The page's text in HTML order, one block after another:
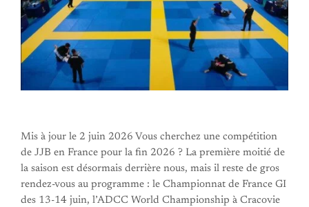
Mis à jour le 2 juin 2026 Vous cherchez une compétition
de JJB en France pour la fin 2026 ? La première moitié de
la saison est désormais derrière nous, mais il reste de gros
rendez-vous au programme : le Championnat de France GI
des 13-14 juin, l’ADCC World Championship à Cracovie